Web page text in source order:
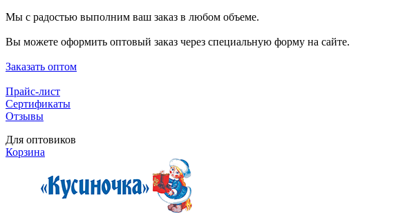
Мы с радостью выполним ваш заказ в любом объеме.
Вы можете оформить оптовый заказ через специальную форму на сайте.
Заказать оптом
Прайс-лист
Сертификаты
Отзывы
Для оптовиков
Корзина